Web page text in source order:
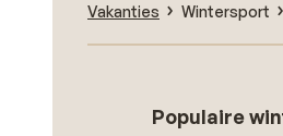
Vakanties Wintersport
Populaire